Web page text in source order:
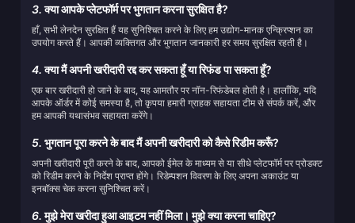
3.क्या आपके प्लेटफॉर्म पर भुगतान करना सुरक्षित है?
हाँ, सभी लेनदेन सुरक्षित हैं यह सुनिश्चित करने के लिए हम उद्योग-मानक एन्क्रिप्शन का
उपयोग करते हैं। आपकी व्यक्तिगत और भुगतान जानकारी हर समय सुरक्षित रहती है।
4.क्या मैं अपनी खरीदारी रद्द कर सकता हूँ या रिफंड पा सकता हूँ?
एक बार खरीदारी हो जाने के बाद, यह आमतौर पर नॉन-रिफंडेबल होती है। हालाँकि, यदि
आपके ऑर्डर में कोई समस्या है, तो कृपया हमारी ग्राहक सहायता टीम से संपर्क करें, और
हम आपकी यथासंभव सहायता करेंगे।
5. भुगतान पूरा करने के बाद मैं अपनी खरीदारी को कैसे रिडीम करूँ?
अपनी खरीदारी पूरी करने के बाद, आपको ईमेल के माध्यम से या सीधे प्लेटफॉर्म पर प्रोडक्ट
को रिडीम करने के निर्देश प्राप्त होंगे। रिडेम्पशन विवरण के लिए अपना अकाउंट या
इनबॉक्स चेक करना सुनिश्चित करें।
6.मुझे मेरा खरीदा हुआ आइटम नहीं मिला। मुझे क्या करना चाहिए?